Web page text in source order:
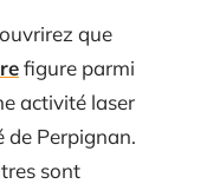
que
figure parmi
activité laser
de Perpignan.
sont